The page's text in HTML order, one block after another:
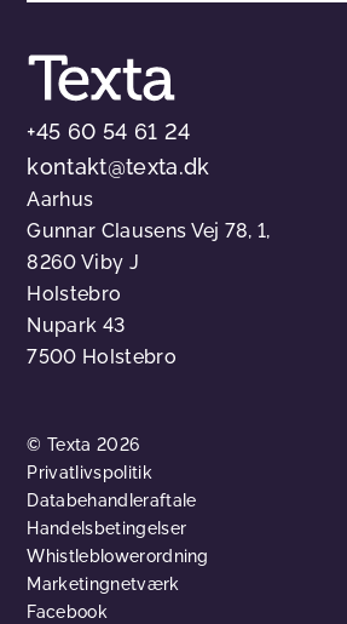
+45 60 54 61 24
kontakt@texta.dk
Aarhus
Gunnar Clausens Vej 78, 1,
8260 Viby J
Holstebro
Nupark 43
7500 Holstebro
© Texta 2026
Privatlivspolitik
Databehandleraftale
Handelsbetingelser
Whistleblowerordning
Marketingnetværk
Facebook